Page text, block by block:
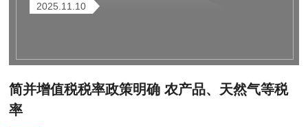
2025.11.10
简并增值税税率政策明确 农产品、天然气等税
率